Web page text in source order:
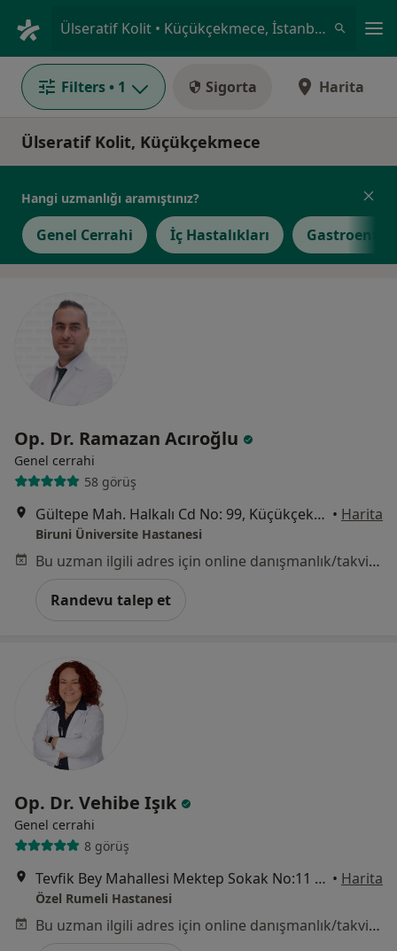
Ülseratif Kolit • Küçükçekmece, İstanbul
Filters • 1 Sigorta Harita
Ülseratif Kolit, Küçükçekmece
Hangi uzmanlığı aramıştınız?
Genel Cerrahi İç Hastalıkları
Op. Dr. Ramazan Acıroğlu
Genel cerrahi
58 görüş
Gültepe Mah. Halkalı Cd No: 99, Küçükçekmece • Harita
Biruni Üniversite Hastanesi
Bu uzman ilgili adres için online danışmanlık/takvim sunmuyor.
Randevu talep et
Op. Dr. Vehibe Işık
Genel cerrahi
8 görüş
Tevfik Bey Mahallesi Mektep Sokak No:11 Sefaköy, Küçükçekmece • Harita
Özel Rumeli Hastanesi
Bu uzman ilgili adres için online danışmanlık/takvim sunmuyor.